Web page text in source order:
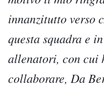
innanzitutto verso
questa squadra e
allenatori, con cui
collaborare, Da